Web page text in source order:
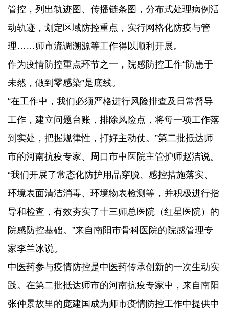
管控，列出轨迹图、传播链条图，分布式处理病例活
动轨迹，划定区域防控重点，实行网格化防疫与管
理……师市流调溯源等工作得以顺利开展。
作为疫情防控重点环节之一，院感防控工作“防患于
未然，做到零感染”是底线。
“在工作中，我们必须严格进行风险排查及日常督导
工作，建立问题台账，排除风险点，将每一项工作落
到实处，把握规律性，打好主动仗。”第二批抵达师
市的河南抗疫专家、周口市中医院主管护师赵洁说。
“我们开展了常态化防护用品穿脱、感控措施落实、
环境表面清洁消毒、环境物表检测等，并积极进行指
导和检查，有效夯实了十三师总医院（红星医院）的
院感防控基础。”来自南阳市骨科医院的院感管理专
家李兰冰说。
中医药参与疫情防控是中医药传承创新的一次生动实
践。在第二批抵达师市的河南抗疫专家中，来自南阳
张仲景故里的庞建国成为师市疫情防控工作中提供中